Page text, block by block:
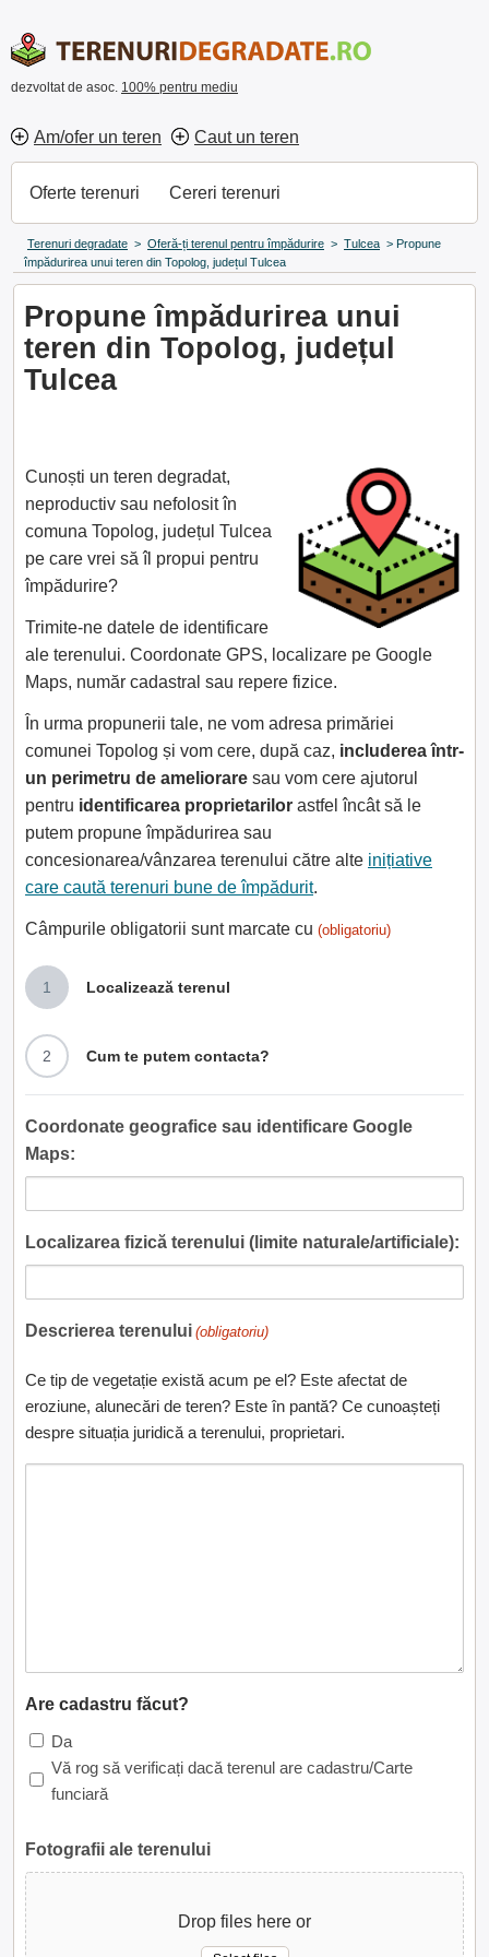
dezvoltat de asoc. 100% pentru mediu
Am/ofer un teren Caut un teren
Oferte terenuri Cereri terenuri
Terenuri degradate > Oferă-ți terenul pentru împădurire > Tulcea > Propune
împădurirea unui teren din Topolog, județul Tulcea
Propune împădurirea unui
teren din Topolog, județul
Tulcea
Cunoști un teren degradat,
neproductiv sau nefolosit în
comuna Topolog, județul Tulcea
pe care vrei să îl propui pentru
împădurire?
Trimite-ne datele de identificare
ale terenului. Coordonate GPS, localizare pe Google
Maps, număr cadastral sau repere fizice.
În urma propunerii tale, ne vom adresa primăriei
comunei Topolog și vom cere, după caz, includerea într-
un perimetru de ameliorare sau vom cere ajutorul
pentru identificarea proprietarilor astfel încât să le
putem propune împădurirea sau
concesionarea/vânzarea terenului către alte inițiative
care caută terenuri bune de împădurit.
Câmpurile obligatorii sunt marcate cu (obligatoriu)
1 Localizează terenul
2 Cum te putem contacta?
Coordonate geografice sau identificare Google
Maps:
Localizarea fizică terenului (limite naturale/artificiale):
Descrierea terenului (obligatoriu)
Ce tip de vegetație există acum pe el? Este afectat de
eroziune, alunecări de teren? Este în pantă? Ce cunoașteți
despre situația juridică a terenului, proprietari.
Are cadastru făcut?
Da
Vă rog să verificați dacă terenul are cadastru/Carte
funciară
Fotografii ale terenului
Drop files here or